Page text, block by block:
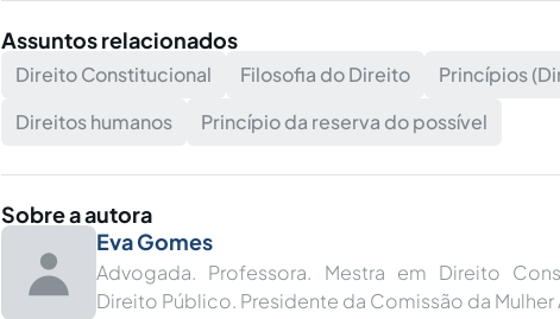
Assuntos relacionados
Direito Constitucional Filosofia do Direito
Princípios
Direitos humanos
Princípio da reserva do possível
Sobre a autora
Eva Gomes
Advogada. Professora. Mestra em Direito
Direito Público. Presidente da Comissão da